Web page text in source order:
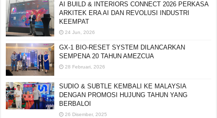
AI BUILD & INTERIORS CONNECT 2026 PERKASA
ARKITEK ERA AI DAN REVOLUSI INDUSTRI
KEEMPAT
24 Jun, 2026
GX-1 BIO-RESET SYSTEM DILANCARKAN
SEMPENA 20 TAHUN AMEZCUA
28 Februari, 2026
SUDIO & SUBTLE KEMBALI KE MALAYSIA
DENGAN PROMOSI HUJUNG TAHUN YANG
BERBALOI
26 Disember, 2025